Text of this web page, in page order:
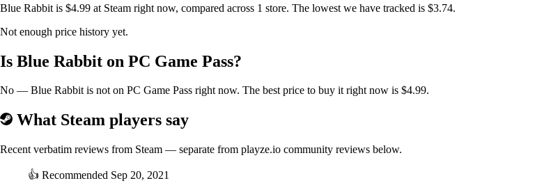
Blue Rabbit is $4.99 at Steam right now, compared across 1 store. The lowest we have tracked is $3.74.
Not enough price history yet.
Is Blue Rabbit on PC Game Pass?
No — Blue Rabbit is not on PC Game Pass right now. The best price to buy it right now is $4.99.
What Steam players say
Recent verbatim reviews from Steam — separate from playze.io community reviews below.
👍 Recommended Sep 20, 2021